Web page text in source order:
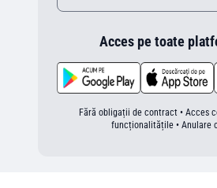
Acces pe toate
Fără obligații de contract • Acces
funcționalitățile • Anulare